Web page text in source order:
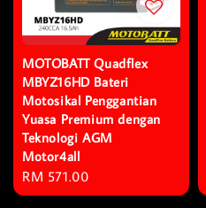
MOTOBATT Quadflex
MBYZ16HD Bateri
Motosikal Penggantian
Yuasa Premium dengan
Teknologi AGM
Motor4all
Regular
price
RM 571.00